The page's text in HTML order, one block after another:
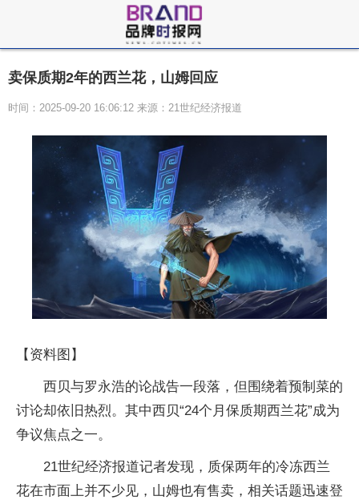
卖保质期2年的西兰花，山姆回应
时间：2025-09-20 16:06:12 来源：21世纪经济报道
【资料图】
西贝与罗永浩的论战告一段落，但围绕着预制菜的
讨论却依旧热烈。其中西贝“24个月保质期西兰花”成为
争议焦点之一。
21世纪经济报道记者发现，质保两年的冷冻西兰
花在市面上并不少见，山姆也有售卖，相关话题迅速登